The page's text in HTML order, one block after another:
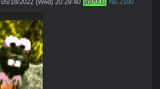
05/18/2022 (Wed) 20:29:40 56ff41 No.2100